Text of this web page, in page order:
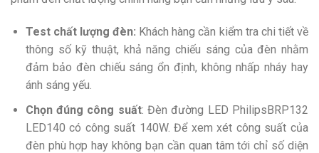
Test chất lượng đèn: Khách hàng cần kiểm tra chi tiết về
thông số kỹ thuật, khả năng chiếu sáng của đèn nhằm
đảm bảo đèn chiếu sáng ổn định, không nhấp nháy hay
ánh sáng yếu.
Chọn đúng công suất: Đèn đường LED PhilipsBRP132
LED140 có công suất 140W. Để xem xét công suất của
đèn phù hợp hay không bạn cần quan tâm tới chỉ số diện